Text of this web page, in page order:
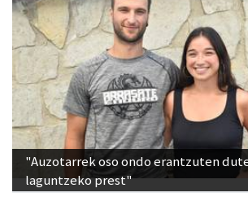
"Auzotarrek oso ondo erantzuten
laguntzeko prest"